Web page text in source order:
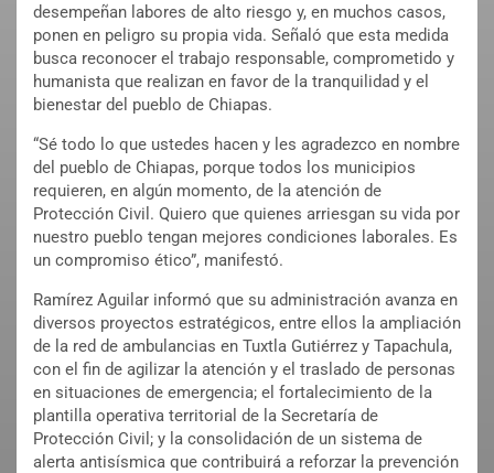
desempeñan labores de alto riesgo y, en muchos casos,
ponen en peligro su propia vida. Señaló que esta medida
busca reconocer el trabajo responsable, comprometido y
humanista que realizan en favor de la tranquilidad y el
bienestar del pueblo de Chiapas.
“Sé todo lo que ustedes hacen y les agradezco en nombre
del pueblo de Chiapas, porque todos los municipios
requieren, en algún momento, de la atención de
Protección Civil. Quiero que quienes arriesgan su vida por
nuestro pueblo tengan mejores condiciones laborales. Es
un compromiso ético”, manifestó.
Ramírez Aguilar informó que su administración avanza en
diversos proyectos estratégicos, entre ellos la ampliación
de la red de ambulancias en Tuxtla Gutiérrez y Tapachula,
con el fin de agilizar la atención y el traslado de personas
en situaciones de emergencia; el fortalecimiento de la
plantilla operativa territorial de la Secretaría de
Protección Civil; y la consolidación de un sistema de
alerta antisísmica que contribuirá a reforzar la prevención